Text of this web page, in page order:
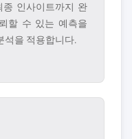
인사이트까지 완
할 수 있는 예측을
석을 적용합니다.